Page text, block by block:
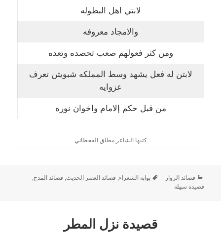
لابتي اهل البطوله
والامجاد معروفه
ومن كثر فعولهم صعب تحصده وتعده
لابتن له فعل يشهد وسط المملكه شبويتن تعرف
عزوايه
من قبل حكم إلامام واخوان نوره
كتبها الشاعر مطلق القحطاني
قصائد الزوار بوابة الشعراء, قصائد العصر الحديث, قصائد المدح,
قصيدة سهلة
قصيدة نزل المطر